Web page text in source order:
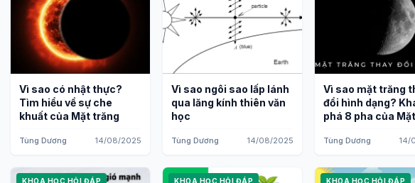
Vì sao có nhật thực?
Tìm hiểu về sự che
khuất của Mặt trăng
Tùng Dương 14/08/2025
Vì sao ngôi sao lấp lánh
qua lăng kính thiên văn
học
Tùng Dương 14/08/2025
Vì sao mặt trăng
đổi hình dạng?
phá 8 pha của
Tùng Dương 14/
KHOA HỌC HỎI ĐÁP KHOA HỌC HỎI ĐÁP KHOA HỌC HỎI ĐÁP